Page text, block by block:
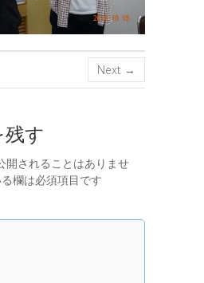
Next →
す
開されることはありませ
欄は必須項目です